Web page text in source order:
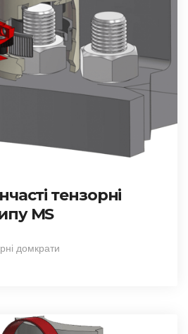
тензорні
MS
домкрати